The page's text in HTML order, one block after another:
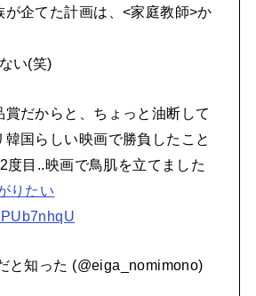
が企てた計画は、<家庭教師>か
い(笑)
賞だからと、ちょっと油断して
国らしい映画で勝負したこと
度目..映画で鳥肌を立てました
りたい
と知った (@eiga_nomimono)